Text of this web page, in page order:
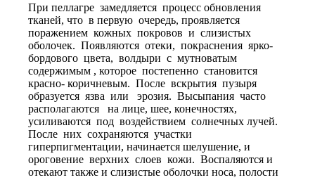
При пеллагре замедляется процесс обновления
тканей, что в первую очередь, проявляется
поражением кожных покровов и слизистых
оболочек. Появляются отеки, покраснения ярко-
бордового цвета, волдыри с мутноватым
содержимым , которое постепенно становится
красно- коричневым. После вскрытия пузыря
образуется язва или эрозия. Высыпания часто
располагаются на лице, шее, конечностях,
усиливаются под воздействием солнечных лучей.
После них сохраняются участки
гиперпигментации, начинается шелушение, и
ороговение верхних слоев кожи. Воспаляются и
отекают также и слизистые оболочки носа, полости